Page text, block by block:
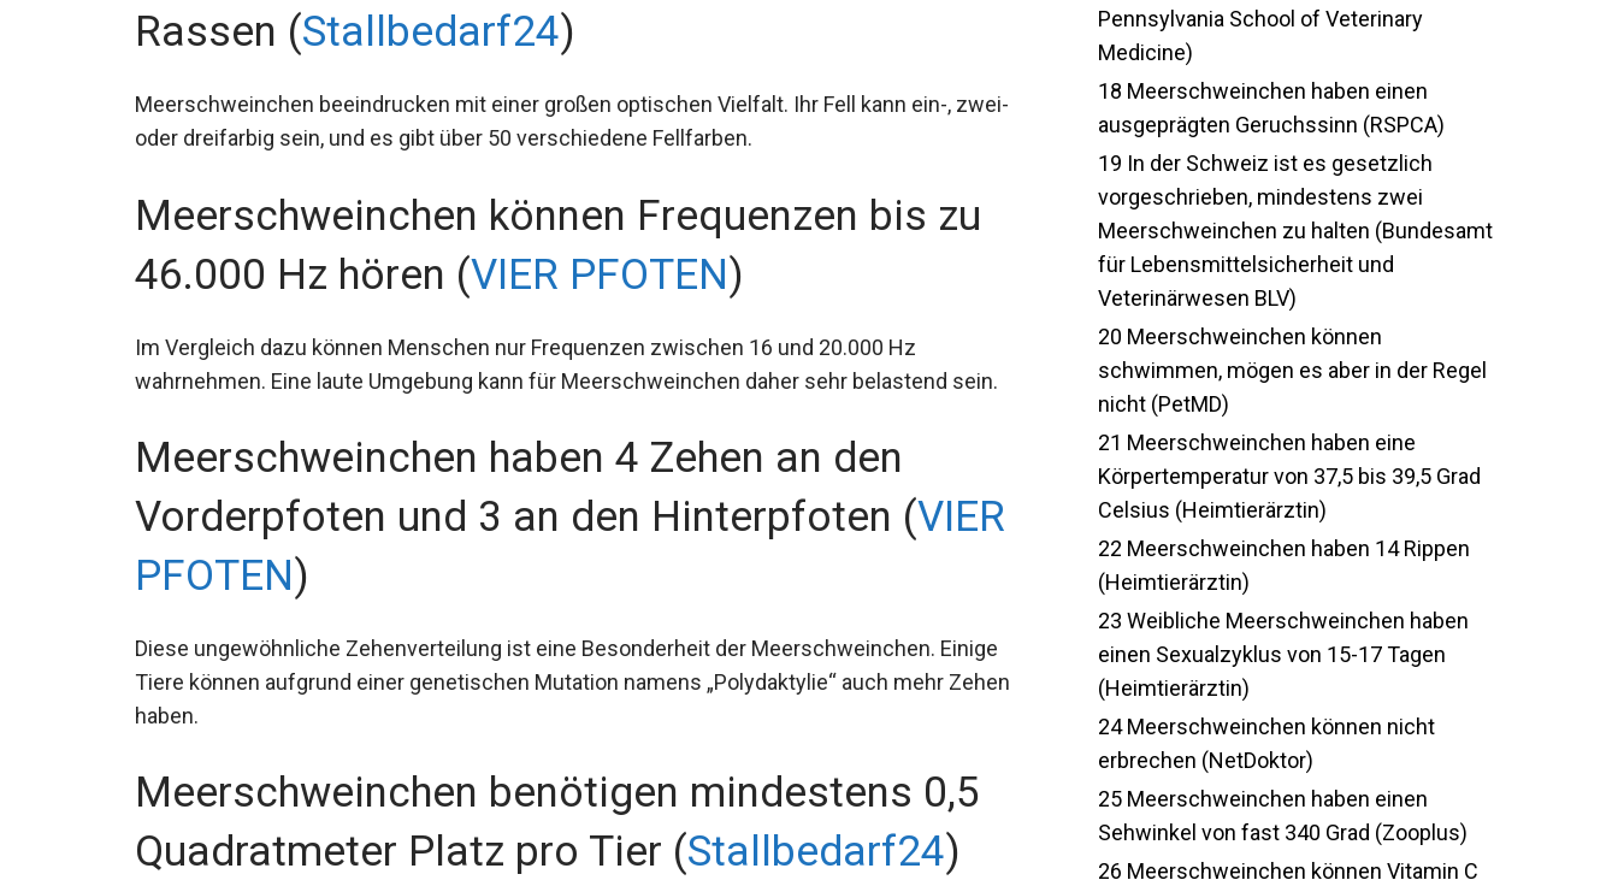
Rassen (Stallbedarf24)
Meerschweinchen beeindrucken mit einer großen optischen Vielfalt. Ihr Fell kann ein-, zwei-
oder dreifarbig sein, und es gibt über 50 verschiedene Fellfarben.
Meerschweinchen können Frequenzen bis zu
46.000 Hz hören (VIER PFOTEN)
Im Vergleich dazu können Menschen nur Frequenzen zwischen 16 und 20.000 Hz
wahrnehmen. Eine laute Umgebung kann für Meerschweinchen daher sehr belastend sein.
Meerschweinchen haben 4 Zehen an den
Vorderpfoten und 3 an den Hinterpfoten (VIER
PFOTEN)
Diese ungewöhnliche Zehenverteilung ist eine Besonderheit der Meerschweinchen. Einige
Tiere können aufgrund einer genetischen Mutation namens „Polydaktylie“ auch mehr Zehen
haben.
Meerschweinchen benötigen mindestens 0,5
Quadratmeter Platz pro Tier (Stallbedarf24)
Pennsylvania School of Veterinary
Medicine)
18 Meerschweinchen haben einen
ausgeprägten Geruchssinn (RSPCA)
19 In der Schweiz ist es gesetzlich
vorgeschrieben, mindestens zwei
Meerschweinchen zu halten (Bundesamt
für Lebensmittelsicherheit und
Veterinärwesen BLV)
20 Meerschweinchen können
schwimmen, mögen es aber in der Regel
nicht (PetMD)
21 Meerschweinchen haben eine
Körpertemperatur von 37,5 bis 39,5 Grad
Celsius (Heimtierärztin)
22 Meerschweinchen haben 14 Rippen
(Heimtierärztin)
23 Weibliche Meerschweinchen haben
einen Sexualzyklus von 15-17 Tagen
(Heimtierärztin)
24Meerschweinchen können nicht
erbrechen (NetDoktor)
25 Meerschweinchen haben einen
Sehwinkel von fast 340 Grad (Zooplus)
26 Meerschweinchen können Vitamin C